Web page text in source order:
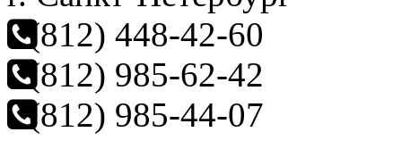
(812) 448-42-60
(812) 985-62-42
(812) 985-44-07